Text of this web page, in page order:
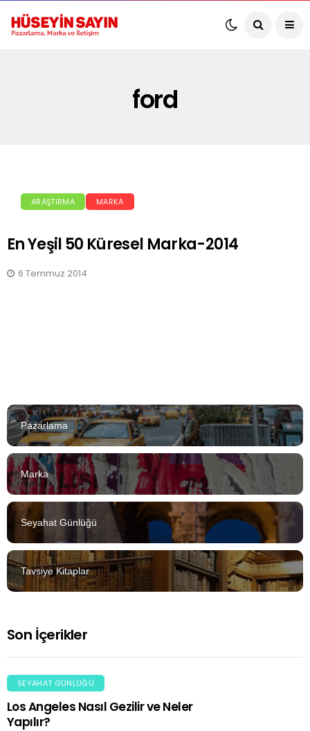
ford
ARAŞTIRMA MARKA
En Yeşil 50 Küresel Marka-2014
6 Temmuz 2014
Pazarlama
Marka
Seyahat Günlüğü
Tavsiye Kitaplar
Son İçerikler
SEYAHAT GÜNLÜĞÜ
Los Angeles Nasıl Gezilir ve Neler
Yapılır?